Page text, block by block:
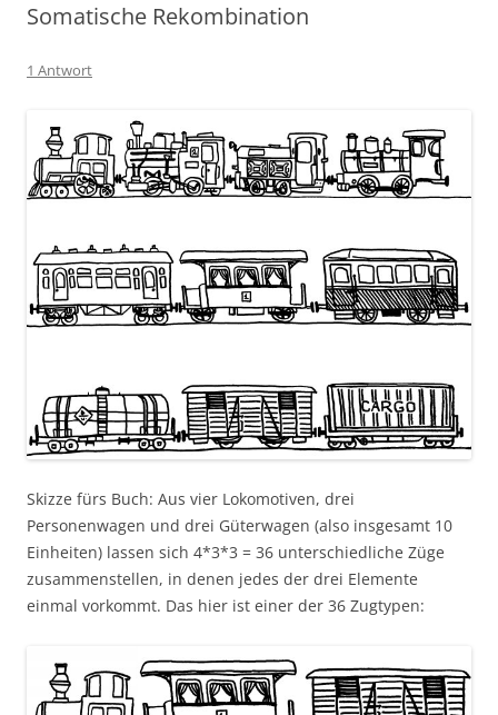
Somatische Rekombination
1 Antwort
Skizze fürs Buch: Aus vier Lokomotiven, drei
Personenwagen und drei Güterwagen (also insgesamt 10
Einheiten) lassen sich 4*3*3 = 36 unterschiedliche Züge
zusammenstellen, in denen jedes der drei Elemente
einmal vorkommt. Das hier ist einer der 36 Zugtypen: